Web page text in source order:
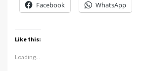
Facebook WhatsApp
Like this:
Loading...